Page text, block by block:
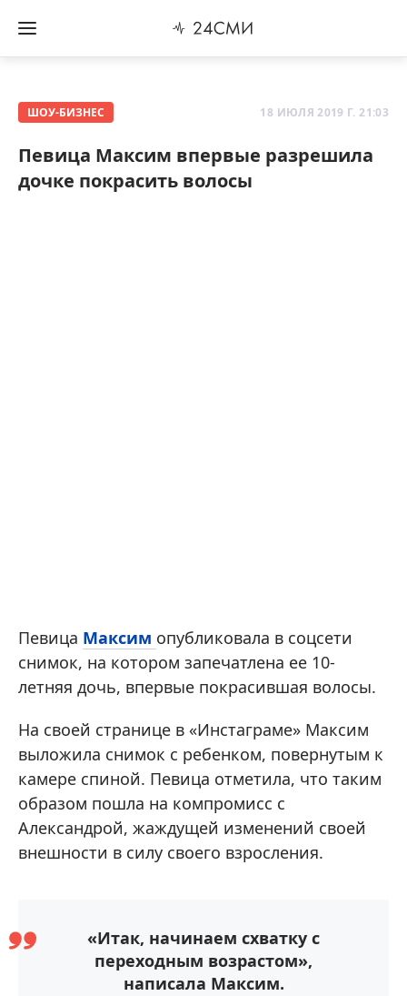
ШОУ-БИЗНЕС 18 ИЮЛЯ 2019 Г. 21:03
Певица Максим впервые разрешила
дочке покрасить волосы
Певица Максим опубликовала в соцсети
снимок, на котором запечатлена ее 10-
летняя дочь, впервые покрасившая волосы.
На своей странице в «Инстаграме» Максим
выложила снимок с ребенком, повернутым к
камере спиной. Певица отметила, что таким
образом пошла на компромисс с
Александрой, жаждущей изменений своей
внешности в силу своего взросления.
«Итак, начинаем схватку с
переходным возрастом»,
написала Максим.